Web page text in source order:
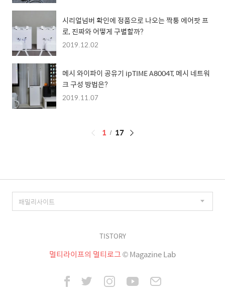
시리얼넘버 확인에 정품으로 나오는 짝퉁 에어팟 프
로, 진짜와 어떻게 구별할까?
2019.12.02
메시 와이파이 공유기 ipTIME A8004T, 메시 네트워
크 구성 방법은?
2019.11.07
페
1 17
TISTORY
멀티라이프의 멀티로그© Magazine Lab